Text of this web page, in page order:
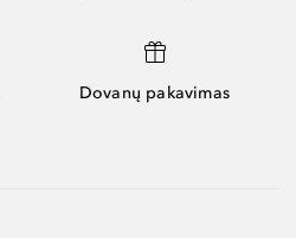
Dovanų pakavimas